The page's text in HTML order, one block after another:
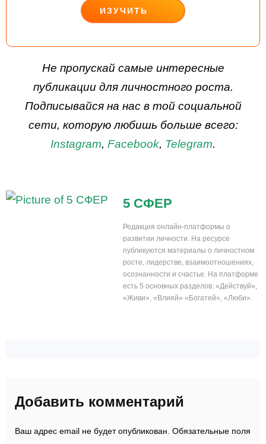
ИЗУЧИТЬ
Не пропускай самые интересные
публикации для личностного роста.
Подписывайся на нас в той социальной
сети, которую любишь больше всего:
Instagram, Facebook, Telegram.
5 СФЕР
Редакция онлайн-платформы о
развитии личности. На ресурсе
публикуются материалы о личностном
росте, лидерстве, взаимоотношениях,
осознанности и счастье. На платформе
есть 5 основных разделов: «Действуй»,
«Живи», «Влияй» «Богатей», «Люби».
Добавить комментарий
Ваш адрес email не будет опубликован. Обязательные поля